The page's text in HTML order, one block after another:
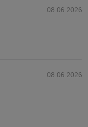
08.06.2026
08.06.2026